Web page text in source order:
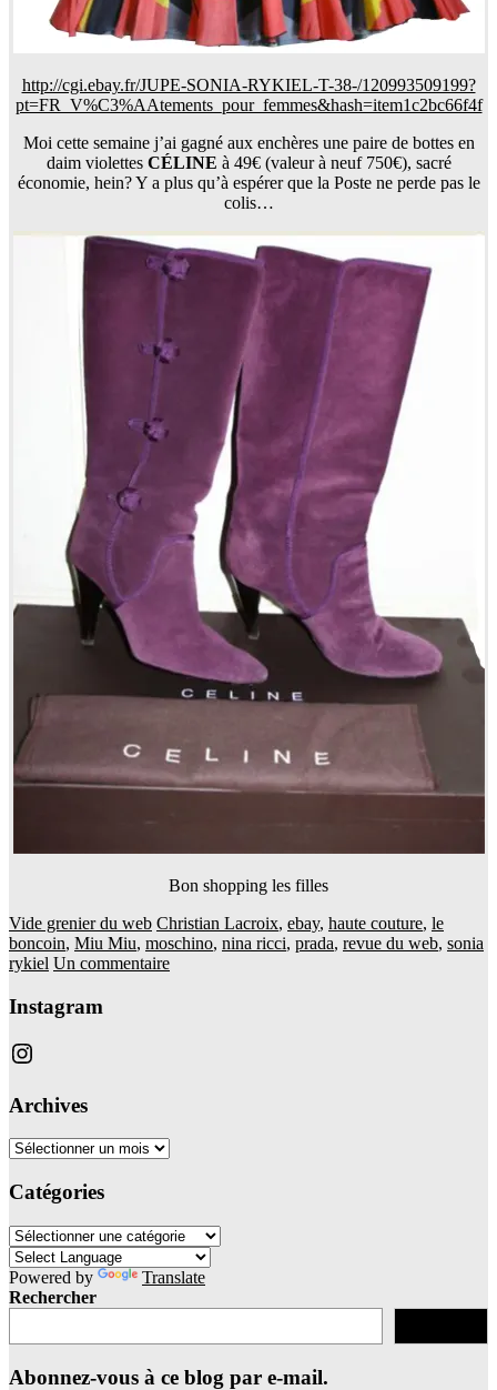
http://cgi.ebay.fr/JUPE-SONIA-RYKIEL-T-38-/120993509199?
pt=FR_V%C3%AAtements_pour_femmes&hash=item1c2bc66f4f
Moi cette semaine j’ai gagné aux enchères une paire de bottes en
daim violettes CÉLINE à 49€ (valeur à neuf 750€), sacré
économie, hein? Y a plus qu’à espérer que la Poste ne perde pas le
colis…
Bon shopping les filles
Vide grenier du web Christian Lacroix, ebay, haute couture, le
boncoin, Miu Miu, moschino, nina ricci, prada, revue du web, sonia
rykiel Un commentaire
Instagram
Instagram
Archives
Archives
Catégories
Catégories
Powered by
Translate
Rechercher
Abonnez-vous à ce blog par e-mail.